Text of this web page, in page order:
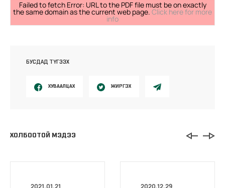
Failed to fetch Error: URL to the PDF file must be on exactly
the same domain as the current web page. Click here for more
info
БУСДАД ТҮГЭЭХ
ХУВААЛЦАХ ЖИРГЭХ
ХОЛБООТОЙ МЭДЭЭ
2021.01.21 2020.12.29